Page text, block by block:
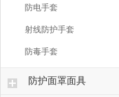
防电手套
射线防护手套
防毒手套
防护面罩面具